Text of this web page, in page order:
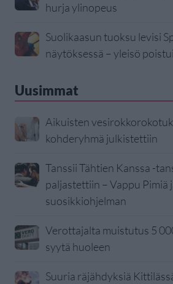
hurja ylinopeus
Suolikaasun tuoksu levisi
näytöksessä – yleisö
Uusimmat
Aikuisten
kohderyhmä julkistettiin
Tanssii Tähtien Kanssa -
paljastettiin – Vappu Pimiä
suosikkiohjelman
Verottajalta muistutus 5
syytä huoleen
Suuria räjähdyksiä